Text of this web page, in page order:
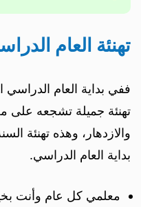
تهنئة العام
ففي بداية العام الدراسي
تهنئة جميلة تشجعه على
والازدهار، وهذه تهنئة
بداية العام الدراسي.
معلمي كل عام وأنت